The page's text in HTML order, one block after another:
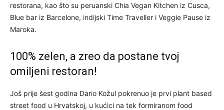
restorana, kao što su peruanski Chia Vegan Kitchen iz Cusca,
Blue bar iz Barcelone, indijski Time Traveller i Veggie Pause iz
Maroka.
100% zelen, a zreo da postane tvoj
omiljeni restoran!
Još prije šest godina Dario Kožul pokrenuo je prvi plant based
street food u Hrvatskoj, u kućici na tek formiranom food